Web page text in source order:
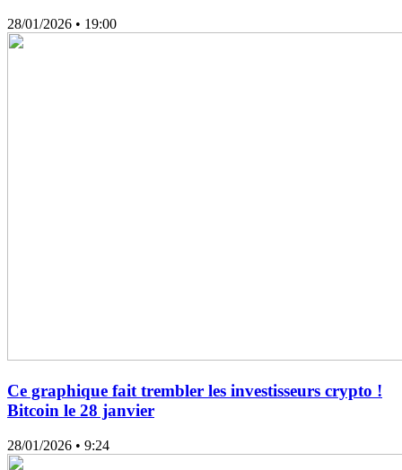
28/01/2026 • 19:00
Ce graphique fait trembler les investisseurs crypto !
Bitcoin le 28 janvier
28/01/2026 • 9:24